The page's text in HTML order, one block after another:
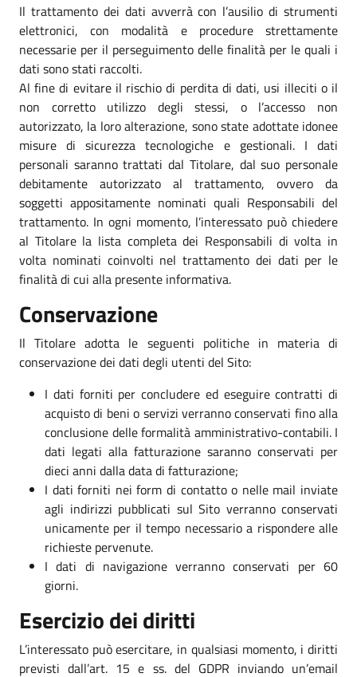
Il trattamento dei dati avverrà con l’ausilio di strumenti
elettronici, con modalità e procedure strettamente
necessarie per il perseguimento delle finalità per le quali i
dati sono stati raccolti.
Al fine di evitare il rischio di perdita di dati, usi illeciti o il
non corretto utilizzo degli stessi, o l’accesso non
autorizzato, la loro alterazione, sono state adottate idonee
misure di sicurezza tecnologiche e gestionali. I dati
personali saranno trattati dal Titolare, dal suo personale
debitamente autorizzato al trattamento, ovvero da
soggetti appositamente nominati quali Responsabili del
trattamento. In ogni momento, l’interessato può chiedere
al Titolare la lista completa dei Responsabili di volta in
volta nominati coinvolti nel trattamento dei dati per le
finalità di cui alla presente informativa.
Conservazione
Il Titolare adotta le seguenti politiche in materia di
conservazione dei dati degli utenti del Sito:
I dati forniti per concludere ed eseguire contratti di
acquisto di beni o servizi verranno conservati fino alla
conclusione delle formalità amministrativo-contabili. I
dati legati alla fatturazione saranno conservati per
dieci anni dalla data di fatturazione;
I dati forniti nei form di contatto o nelle mail inviate
agli indirizzi pubblicati sul Sito verranno conservati
unicamente per il tempo necessario a rispondere alle
richieste pervenute.
I dati di navigazione verranno conservati per 60
giorni.
Esercizio dei diritti
L’interessato può esercitare, in qualsiasi momento, i diritti
previsti dall’art. 15 e ss. del GDPR inviando un’email